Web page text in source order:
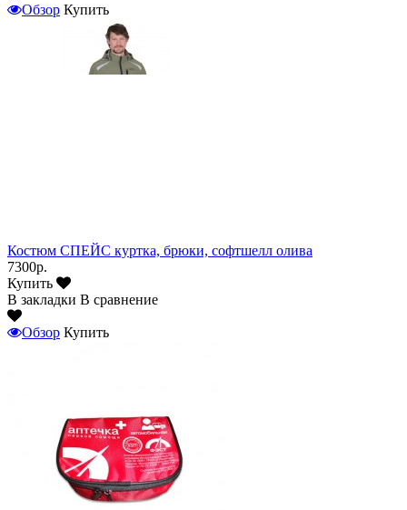
Обзор Купить
Костюм СПЕЙС куртка, брюки, софтшелл олива
7300р.
Купить
В закладки В сравнение
Обзор Купить